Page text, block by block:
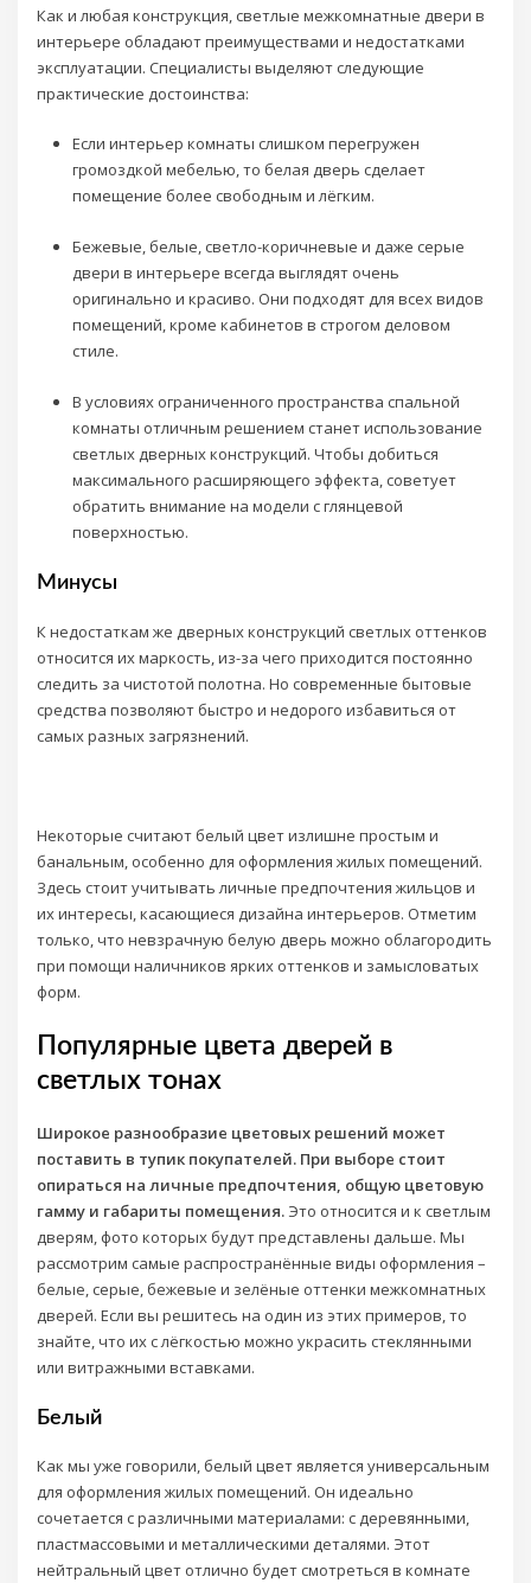
Как и любая конструкция, светлые межкомнатные двери в
интерьере обладают преимуществами и недостатками
эксплуатации. Специалисты выделяют следующие
практические достоинства:
Если интерьер комнаты слишком перегружен
громоздкой мебелью, то белая дверь сделает
помещение более свободным и лёгким.
Бежевые, белые, светло-коричневые и даже серые
двери в интерьере всегда выглядят очень
оригинально и красиво. Они подходят для всех видов
помещений, кроме кабинетов в строгом деловом
стиле.
В условиях ограниченного пространства спальной
комнаты отличным решением станет использование
светлых дверных конструкций. Чтобы добиться
максимального расширяющего эффекта, советует
обратить внимание на модели с глянцевой
поверхностью.
Минусы
К недостаткам же дверных конструкций светлых оттенков
относится их маркость, из-за чего приходится постоянно
следить за чистотой полотна. Но современные бытовые
средства позволяют быстро и недорого избавиться от
самых разных загрязнений.
Некоторые считают белый цвет излишне простым и
банальным, особенно для оформления жилых помещений.
Здесь стоит учитывать личные предпочтения жильцов и
их интересы, касающиеся дизайна интерьеров. Отметим
только, что невзрачную белую дверь можно облагородить
при помощи наличников ярких оттенков и замысловатых
форм.
Популярные цвета дверей в
светлых тонах
Широкое разнообразие цветовых решений может
поставить в тупик покупателей. При выборе стоит
опираться на личные предпочтения, общую цветовую
гамму и габариты помещения. Это относится и к светлым
дверям, фото которых будут представлены дальше. Мы
рассмотрим самые распространённые виды оформления –
белые, серые, бежевые и зелёные оттенки межкомнатных
дверей. Если вы решитесь на один из этих примеров, то
знайте, что их с лёгкостью можно украсить стеклянными
или витражными вставками.
Белый
Как мы уже говорили, белый цвет является универсальным
для оформления жилых помещений. Он идеально
сочетается с различными материалами: с деревянными,
пластмассовыми и металлическими деталями. Этот
нейтральный цвет отлично будет смотреться в комнате